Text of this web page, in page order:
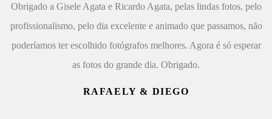
Obrigado a Gisele Agata e Ricardo Agata, pelas lindas fotos, pelo
profissionalismo, pelo dia excelente e animado que passamos, não
poderíamos ter escolhido fotógrafos melhores. Agora é só esperar
as fotos do grande dia. Obrigado.
RAFAELY & DIEGO